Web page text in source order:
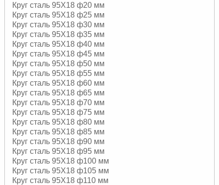
Круг сталь 95Х18 ф20 мм
Круг сталь 95Х18 ф25 мм
Круг сталь 95Х18 ф30 мм
Круг сталь 95Х18 ф35 мм
Круг сталь 95Х18 ф40 мм
Круг сталь 95Х18 ф45 мм
Круг сталь 95Х18 ф50 мм
Круг сталь 95Х18 ф55 мм
Круг сталь 95Х18 ф60 мм
Круг сталь 95Х18 ф65 мм
Круг сталь 95Х18 ф70 мм
Круг сталь 95Х18 ф75 мм
Круг сталь 95Х18 ф80 мм
Круг сталь 95Х18 ф85 мм
Круг сталь 95Х18 ф90 мм
Круг сталь 95Х18 ф95 мм
Круг сталь 95Х18 ф100 мм
Круг сталь 95Х18 ф105 мм
Круг сталь 95Х18 ф110 мм